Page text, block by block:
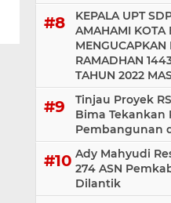
KEPALA UPT
AMAHAMI KOTA
MENGUCAPKAN
RAMADHAN
TAHUN 2022
Tinjau Proyek
Bima Tekankan
Pembangunan
Ady Mahyudi
274 ASN
Dilantik